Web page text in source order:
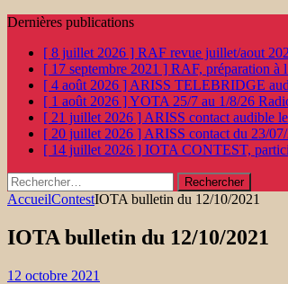
Dernières publications
[ 8 juillet 2026 ] RAF revue juillet/aout
[ 17 septembre 2021 ] RAF, préparation à
[ 4 août 2026 ] ARISS TELEBRIDGE
[ 1 août 2026 ]YOTA 25/7 au 1/8/26
[ 21 juillet 2026 ] ARISS contact audible
[ 20 juillet 2026 ] ARISS contact du 23/
[ 14 juillet 2026 ] IOTA CONTEST,
Rechercher :
AccueilContestIOTA bulletin du 12/10/2021
IOTA bulletin du 12/10/2021
12 octobre 2021